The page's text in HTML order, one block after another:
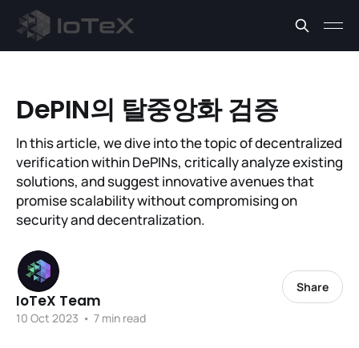
DePIN의 탈중앙화 검증
In this article, we dive into the topic of decentralized
verification within DePINs, critically analyze existing
solutions, and suggest innovative avenues that
promise scalability without compromising on
security and decentralization.
IoTeX Team
10 Oct 2023 • 7 min read
Share